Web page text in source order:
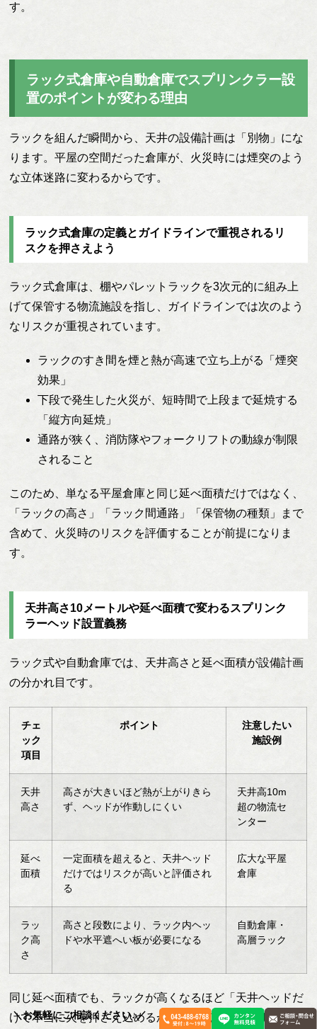
す。
ラック式倉庫や自動倉庫でスプリンクラー設
置のポイントが変わる理由
ラックを組んだ瞬間から、天井の設備計画は「別物」にな
ります。平屋の空間だった倉庫が、火災時には煙突のよう
な立体迷路に変わるからです。
ラック式倉庫の定義とガイドラインで重視されるリ
スクを押さえよう
ラック式倉庫は、棚やパレットラックを3次元的に組み上
げて保管する物流施設を指し、ガイドラインでは次のよう
なリスクが重視されています。
ラックのすき間を煙と熱が高速で立ち上がる「煙突
効果」
下段で発生した火災が、短時間で上段まで延焼する
「縦方向延焼」
通路が狭く、消防隊やフォークリフトの動線が制限
されること
このため、単なる平屋倉庫と同じ延べ面積だけではなく、
「ラックの高さ」「ラック間通路」「保管物の種類」まで
含めて、火災時のリスクを評価することが前提になりま
す。
天井高さ10メートルや延べ面積で変わるスプリンク
ラーヘッド設置義務
ラック式や自動倉庫では、天井高さと延べ面積が設備計画
の分かれ目です。
チェ
ック
項目
ポイント
注意したい
施設例
天井
高さ
高さが大きいほど熱が上がりきら
ず、ヘッドが作動しにくい
天井高10m
超の物流セ
ンター
延べ
面積
一定面積を超えると、天井ヘッド
だけではリスクが高いと評価され
る
広大な平屋
倉庫
ラッ
ク高
さ
高さと段数により、ラック内ヘッ
ドや水平遮へい板が必要になる
自動倉庫・
高層ラック
同じ延べ面積でも、ラックが高くなるほど「天井ヘッドだ
けで本当に火を押さえ込めるか」が焦点になります。ここ
＼お気軽にご相談ください♪／